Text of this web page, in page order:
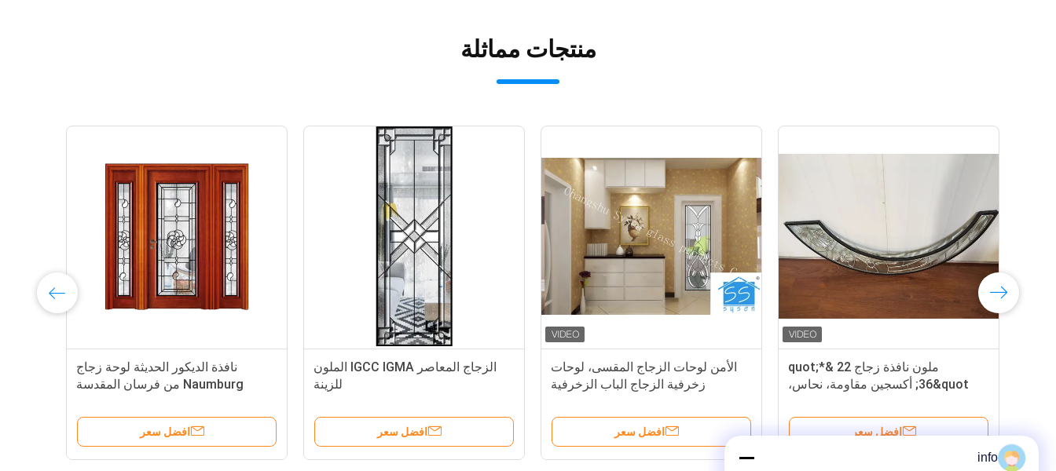
منتجات مماثلة
ملون نافذة زجاج 22 &quot;*
36&quot; أكسجين مقاومة، نحاس،
افضل سعر
الأمن لوحات الزجاج المقسى، لوحات
زخرفية الزجاج الباب الزخرفية
افضل سعر
الزجاج المعاصر IGCC IGMA الملون
للزينة
افضل سعر
نافذة الديكور الحديثة لوحة زجاج
Naumburg من فرسان المقدسة
افضل سعر
info